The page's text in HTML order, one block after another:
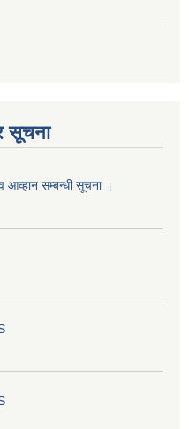
सूचना
सम्बन्धी सूचना ।